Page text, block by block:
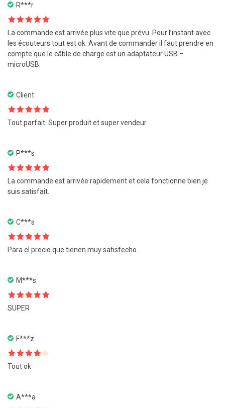
R***r
Note
5
La commande est arrivée plus vite que prévu. Pour l’instant avec
les écouteurs tout est ok. Avant de commander il faut prendre en
compte que le câble de charge est un adaptateur USB –
microUSB.
Client
Note
sur
5
Tout parfait. Super produit et super vendeur.
P***s
Note
5
La commande est arrivée rapidement et cela fonctionne bien je
suis satisfait.
C***s
Note
sur
5Para el precio que tienen muy satisfecho.
M***s
Note5sur
5
SUPER
F***z
Note
4
sur 5
Tout ok
A***a